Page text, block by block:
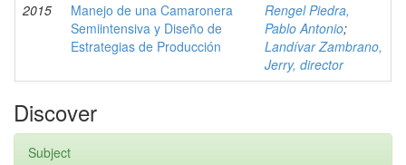
2015
Manejo de una Camaronera
Semiintensiva y Diseño de
Estrategias de Producción
Rengel Piedra,
Pablo Antonio;
Landívar Zambrano,
Jerry, director
Discover
Subject